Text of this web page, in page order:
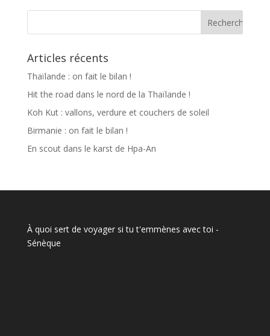
Articles récents
Thaïlande : on fait le bilan !
Hit the road dans le nord de la Thaïlande !
Koh Kut : vallons, verdure et couchers de soleil
Birmanie : on fait le bilan !
En scout dans le karst de Hpa-An
À quoi sert de voyager si tu t'emmènes avec toi -
Sénèque